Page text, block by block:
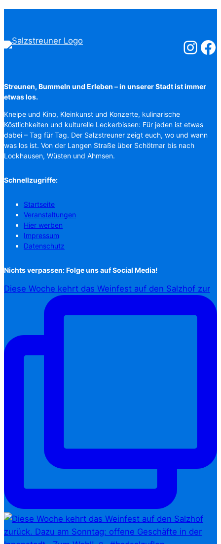
Streunen, Bummeln und Erleben – in unserer Stadt ist immer
etwas los.
Kneipe und Kino, Kleinkunst und Konzerte, kulinarische
Köstlichkeiten und kulturelle Leckerbissen: Für jeden ist etwas
dabei – Tag für Tag. Der Salzstreuner zeigt euch, wo und wann
was los ist. Von der Langen Straße über Schötmar bis nach
Lockhausen, Wüsten und Ahmsen.
Schnellzugriffe:
Startseite
Veranstaltungen
Hier werben
Impressum
Datenschutz
Nichts verpassen: Folge uns auf Social Media!
Diese Woche kehrt das Weinfest auf den Salzhof zur